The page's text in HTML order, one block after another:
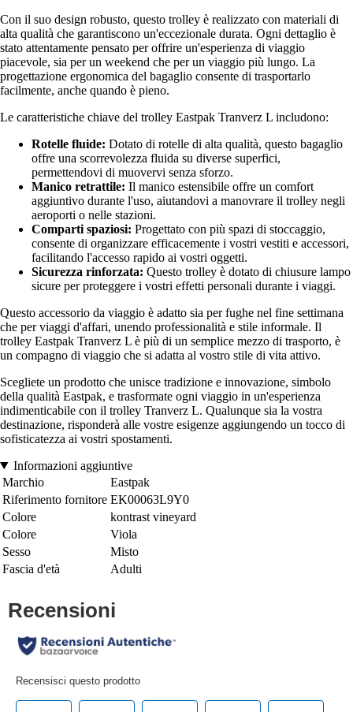
Con il suo design robusto, questo trolley è realizzato con materiali di
alta qualità che garantiscono un'eccezionale durata. Ogni dettaglio è
stato attentamente pensato per offrire un'esperienza di viaggio
piacevole, sia per un weekend che per un viaggio più lungo. La
progettazione ergonomica del bagaglio consente di trasportarlo
facilmente, anche quando è pieno.
Le caratteristiche chiave del trolley Eastpak Tranverz L includono:
Rotelle fluide: Dotato di rotelle di alta qualità, questo bagaglio
offre una scorrevolezza fluida su diverse superfici,
permettendovi di muovervi senza sforzo.
Manico retrattile: Il manico estensibile offre un comfort
aggiuntivo durante l'uso, aiutandovi a manovrare il trolley negli
aeroporti o nelle stazioni.
Comparti spaziosi: Progettato con più spazi di stoccaggio,
consente di organizzare efficacemente i vostri vestiti e accessori,
facilitando l'accesso rapido ai vostri oggetti.
Sicurezza rinforzata: Questo trolley è dotato di chiusure lampo
sicure per proteggere i vostri effetti personali durante i viaggi.
Questo accessorio da viaggio è adatto sia per fughe nel fine settimana
che per viaggi d'affari, unendo professionalità e stile informale. Il
trolley Eastpak Tranverz L è più di un semplice mezzo di trasporto, è
un compagno di viaggio che si adatta al vostro stile di vita attivo.
Scegliete un prodotto che unisce tradizione e innovazione, simbolo
della qualità Eastpak, e trasformate ogni viaggio in un'esperienza
indimenticabile con il trolley Tranverz L. Qualunque sia la vostra
destinazione, risponderà alle vostre esigenze aggiungendo un tocco di
sofisticatezza ai vostri spostamenti.
Informazioni aggiuntive
Marchio
Eastpak
Riferimento fornitore EK00063L9Y0
Colore
kontrast vineyard
Colore
Viola
Sesso
Misto
Fascia d'età
Adulti